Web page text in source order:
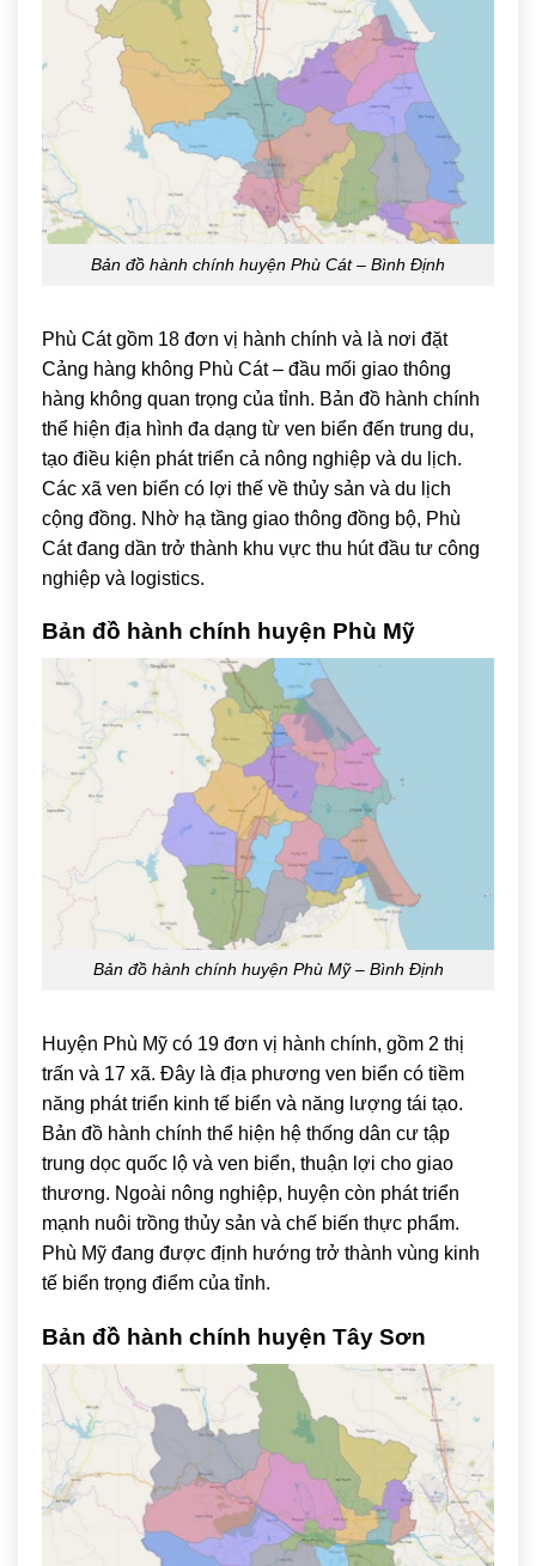
Bản đồ hành chính huyện Phù Cát – Bình Định
Phù Cát gồm 18 đơn vị hành chính và là nơi đặt
Cảng hàng không Phù Cát – đầu mối giao thông
hàng không quan trọng của tỉnh. Bản đồ hành chính
thể hiện địa hình đa dạng từ ven biển đến trung du,
tạo điều kiện phát triển cả nông nghiệp và du lịch.
Các xã ven biển có lợi thế về thủy sản và du lịch
cộng đồng. Nhờ hạ tầng giao thông đồng bộ, Phù
Cát đang dần trở thành khu vực thu hút đầu tư công
nghiệp và logistics.
Bản đồ hành chính huyện Phù Mỹ
Bản đồ hành chính huyện Phù Mỹ – Bình Định
Huyện Phù Mỹ có 19 đơn vị hành chính, gồm 2 thị
trấn và 17 xã. Đây là địa phương ven biển có tiềm
năng phát triển kinh tế biển và năng lượng tái tạo.
Bản đồ hành chính thể hiện hệ thống dân cư tập
trung dọc quốc lộ và ven biển, thuận lợi cho giao
thương. Ngoài nông nghiệp, huyện còn phát triển
mạnh nuôi trồng thủy sản và chế biến thực phẩm.
Phù Mỹ đang được định hướng trở thành vùng kinh
tế biển trọng điểm của tỉnh.
Bản đồ hành chính huyện Tây Sơn